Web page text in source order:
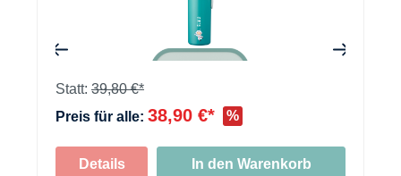
Statt: 39,80 €*
Preis für alle: 38,90 €* %
Details In den Warenkorb